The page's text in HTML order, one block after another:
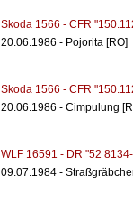
Skoda 1566 - CFR
20.06.1986 - Pojorita [RO]
Skoda 1566 - CFR
20.06.1986 - Cimpulung
WLF 16591 - DR "52
09.07.1984 -